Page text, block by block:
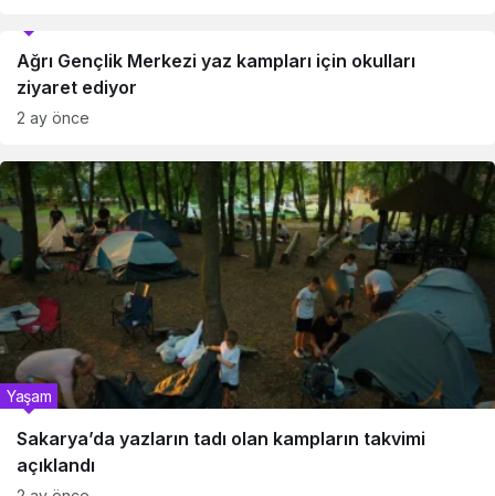
Ağrı Gençlik Merkezi yaz kampları için okulları
ziyaret ediyor
2 ay önce
Sakarya’da yazların tadı olan kampların takvimi
açıklandı
Yaşam